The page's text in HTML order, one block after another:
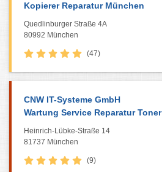
Kopierer Reparatur München
Quedlinburger Straße 4A
80992 München
(47)
CNW IT-Systeme GmbH
Wartung Service Reparatur Toner
Heinrich-Lübke-Straße 14
81737 München
(9)